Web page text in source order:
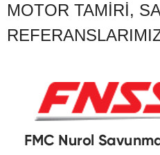
MOTOR TAMIRI,